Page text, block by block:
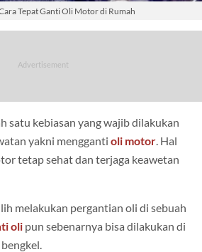
Tepat Ganti Oli Motor di Rumah
satu kebiasan yang wajib dilakukan
yakni mengganti oli motor. Hal
tetap sehat dan terjaga keawetan
melakukan pergantian oli di sebuah
oli pun sebenarnya bisa dilakukan di